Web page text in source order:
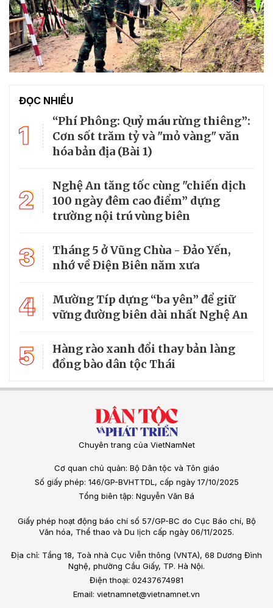
ĐỌC NHIỀU
1
“Phí Phông: Quỷ máu rừng thiêng”:
Cơn sốt trăm tỷ và "mỏ vàng" văn
hóa bản địa (Bài 1)
2
Nghệ An tăng tốc cùng "chiến dịch
100 ngày đêm cao điểm” dựng
trường nội trú vùng biên
3
Tháng 5 ở Vũng Chùa - Đảo Yến,
nhớ về Điện Biên năm xưa
4
Mường Típ dựng “ba yên” để giữ
vững đường biên dài nhất Nghệ An
5
Hàng rào xanh đổi thay bản làng
đồng bào dân tộc Thái
Chuyên trang của VietNamNet
Cơ quan chủ quản: Bộ Dân tộc và Tôn giáo
Số giấy phép: 146/GP-BVHTTDL, cấp ngày 17/10/2025
Tổng biên tập: Nguyễn Văn Bá
Giấy phép hoạt động báo chí số 57/GP-BC do Cục Báo chí, Bộ
Văn hóa, Thể thao và Du lịch cấp ngày 06/11/2025.
Địa chỉ: Tầng 18, Toà nhà Cục Viễn thông (VNTA), 68 Dương Đình
Nghệ, phường Cầu Giấy, TP. Hà Nội.
Điện thoại: 02437674981
Email: vietnamnet@vietnamnet.vn